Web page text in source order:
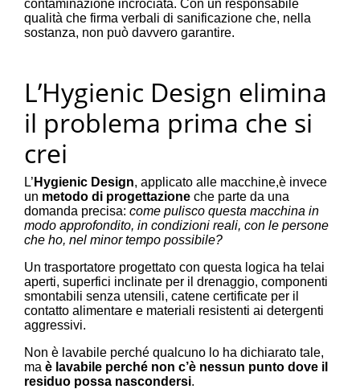
contaminazione incrociata. Con un responsabile
qualità che firma verbali di sanificazione che, nella
sostanza, non può davvero garantire.
L’Hygienic Design elimina
il problema prima che si
crei
L’ Hygienic Design, applicato alle macchine,è invece
un metodo di progettazione che parte da una
domanda precisa: come pulisco questa macchina in
modo approfondito, in condizioni reali, con le persone
che ho, nel minor tempo possibile?
Un trasportatore progettato con questa logica ha telai
aperti, superfici inclinate per il drenaggio, componenti
smontabili senza utensili, catene certificate per il
contatto alimentare e materiali resistenti ai detergenti
aggressivi.
Non è lavabile perché qualcuno lo ha dichiarato tale,
ma è lavabile perché non c’è nessun punto dove il
residuo possa nascondersi.